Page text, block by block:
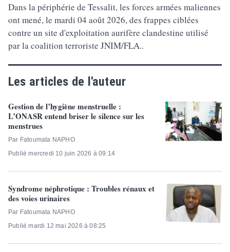
Dans la périphérie de Tessalit, les forces armées maliennes
ont mené, le mardi 04 août 2026, des frappes ciblées
contre un site d'exploitation aurifère clandestine utilisé
par la coalition terroriste JNIM/FLA..
Les articles de l'auteur
Gestion de l’hygiène menstruelle :
L’ONASR entend briser le silence sur les
menstrues
Par Fatoumata NAPHO
Publié mercredi 10 juin 2026 à 09:14
Syndrome néphrotique : Troubles rénaux et
des voies urinaires
Par Fatoumata NAPHO
Publié mardi 12 mai 2026 à 08:25